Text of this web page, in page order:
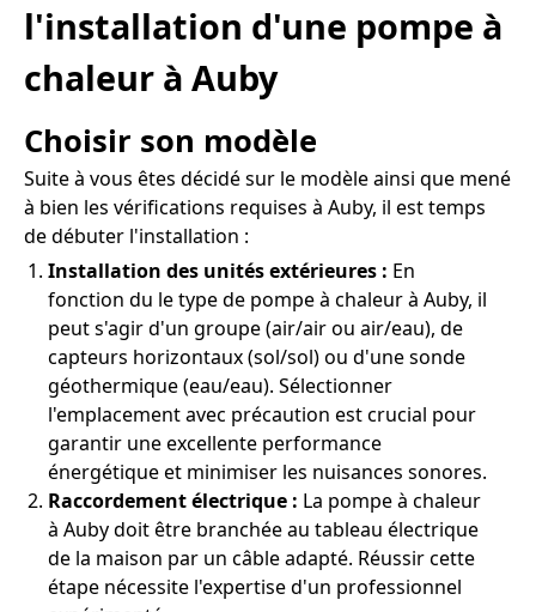
l'installation d'une pompe à
chaleur à Auby
Choisir son modèle
Suite à vous êtes décidé sur le modèle ainsi que mené
à bien les vérifications requises à Auby, il est temps
de débuter l'installation :
Installation des unités extérieures : En
fonction du le type de pompe à chaleur à Auby, il
peut s'agir d'un groupe (air/air ou air/eau), de
capteurs horizontaux (sol/sol) ou d'une sonde
géothermique (eau/eau). Sélectionner
l'emplacement avec précaution est crucial pour
garantir une excellente performance
énergétique et minimiser les nuisances sonores.
Raccordement électrique : La pompe à chaleur
à Auby doit être branchée au tableau électrique
de la maison par un câble adapté. Réussir cette
étape nécessite l'expertise d'un professionnel